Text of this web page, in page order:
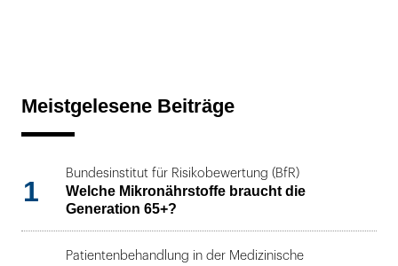
Meistgelesene Beiträge
1
Bundesinstitut für Risikobewertung (BfR)
Welche Mikronährstoffe braucht die
Generation 65+?
Patientenbehandlung in der Medizinische